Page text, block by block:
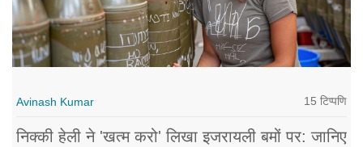
Avinash Kumar 15 टिप्पणि
निक्की हेली ने 'खत्म करो' लिखा इजरायली बमों पर: जानिए